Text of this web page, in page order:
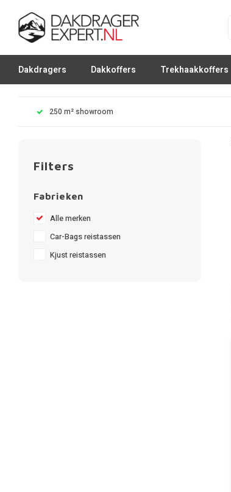
Dakdragers Dakkoffers Trekhaakkoffers
250 m² showroom
Filters
Fabrieken
Alle merken
Car-Bags reistassen
Kjust reistassen